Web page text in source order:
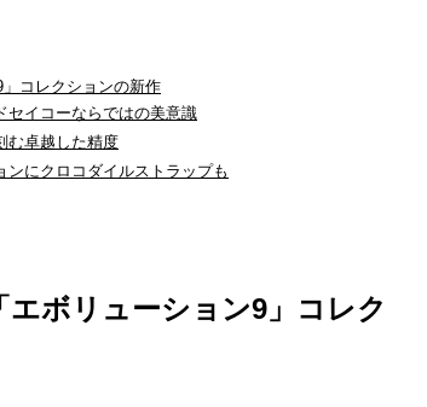
コレクションの新作
セイコーならではの美意識
む卓越した精度
にクロコダイルストラップも
ボリューション9」コレク